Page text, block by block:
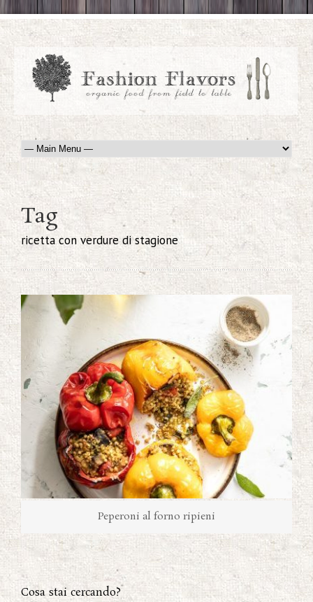
Tag
ricetta con verdure di stagione
Peperoni al forno ripieni
Cosa stai cercando?